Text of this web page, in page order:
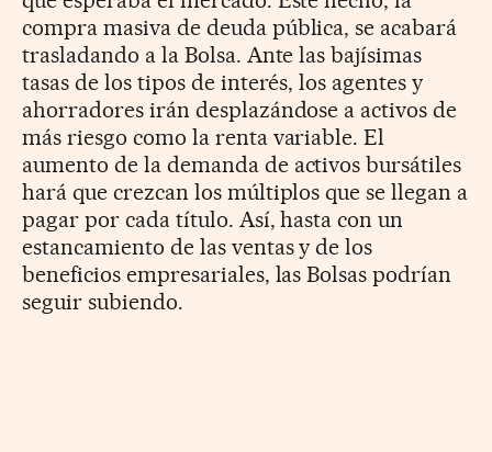
compra masiva de deuda pública, se acabará
trasladando a la Bolsa. Ante las bajísimas
tasas de los tipos de interés, los agentes y
ahorradores irán desplazándose a activos de
más riesgo como la renta variable. El
aumento de la demanda de activos bursátiles
hará que crezcan los múltiplos que se llegan a
pagar por cada título. Así, hasta con un
estancamiento de las ventas y de los
beneficios empresariales, las Bolsas podrían
seguir subiendo.